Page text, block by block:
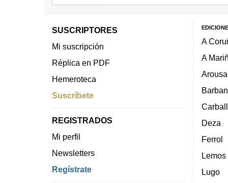
SUSCRIPTORES
Mi suscripción
Réplica en PDF
Hemeroteca
Suscríbete
REGISTRADOS
Mi perfil
Newsletters
Regístrate
A
A
Arousa
Deza
Ferrol
Lemos
Lugo